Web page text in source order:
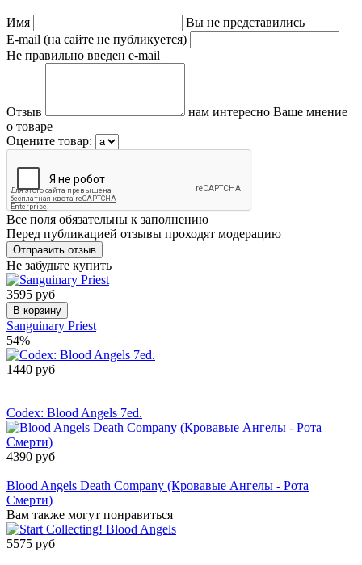
Имя
Вы не представились
E-mail (на сайте не публикуется)
Не правильно введен e-mail
Отзыв
нам интересно Ваше мнение
о товаре
Оцените товар:
Все поля обязательны к заполнению
Перед публикацией отзывы проходят модерацию
Не забудьте купить
3595 руб
В корзину
Sanguinary Priest
54%
1440 руб
Codex: Blood Angels 7ed.
4390 руб
Blood Angels Death Company (Кровавые Ангелы - Рота
Смерти)
Вам также могут понравиться
5575 руб